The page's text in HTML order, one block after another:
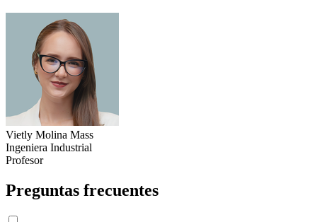
Vietly Molina Mass
Ingeniera Industrial
Profesor
Preguntas frecuentes